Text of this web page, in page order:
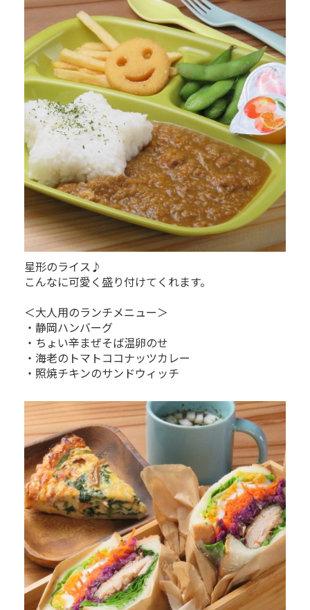
星形のライス♪
こんなに可愛く盛り付けてくれます。
＜大人用のランチメニュー＞
・静岡ハンバーグ
・ちょい辛まぜそば温卵のせ
・海老のトマトココナッツカレー
・照焼チキンのサンドウィッチ